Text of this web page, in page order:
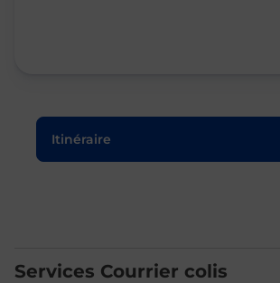
Itinéraire
Le lien s'ouvre dans un nouvel onglet
Services Courrier colis